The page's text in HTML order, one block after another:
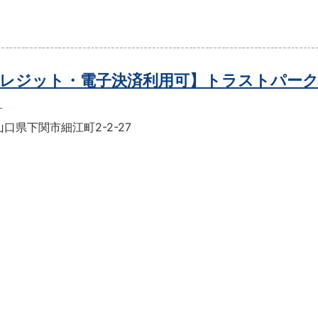
レジット・電子決済利用可】トラストパー
口県下関市細江町2-2-27